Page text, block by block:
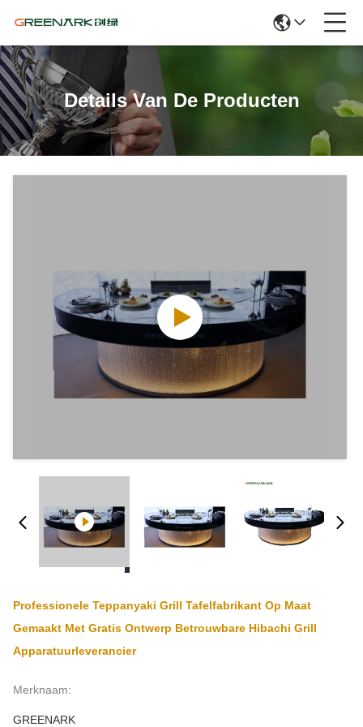
Details Van De Producten
Professionele Teppanyaki Grill Tafelfabrikant Op Maat
Gemaakt Met Gratis Ontwerp Betrouwbare Hibachi Grill
Apparatuurleverancier
Merknaam:
GREENARK